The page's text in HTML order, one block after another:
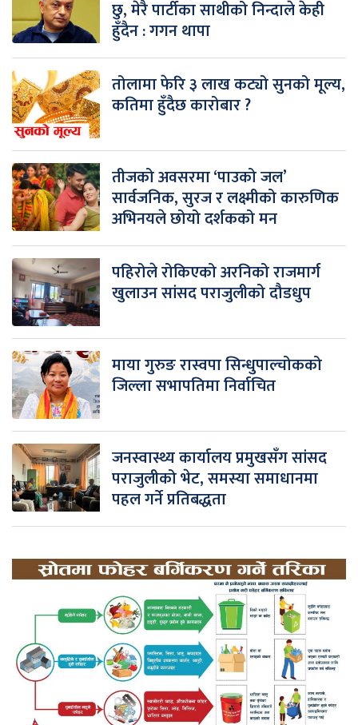
छु, मेरै पार्टीका साथीको निन्दाले केही
हुँदैन : गगन थापा
तोलामा फेरि ३ लाख कट्यो सुनको मूल्य,
कतिमा हुँदैछ कारोबार ?
तीजको अवसरमा ‘पाउको जल’
सार्वजनिक, सुरज र लक्ष्मीको कारुणिक
अभिनयले छोयो दर्शकको मन
पहिरोले रोकिएको अरनिको राजमार्ग
खुलाउन सांसद पराजुलीको दौडधुप
माया गुरुङ रास्वपा सिन्धुपाल्चोकको
जिल्ला सभापतिमा निर्वाचित
जनस्वास्थ्य कार्यालय प्रमुखसँग सांसद
पराजुलीको भेट, समस्या समाधानमा
पहल गर्ने प्रतिबद्धता